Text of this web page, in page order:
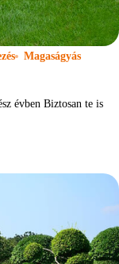
Magaságyás
évben Biztosan te is